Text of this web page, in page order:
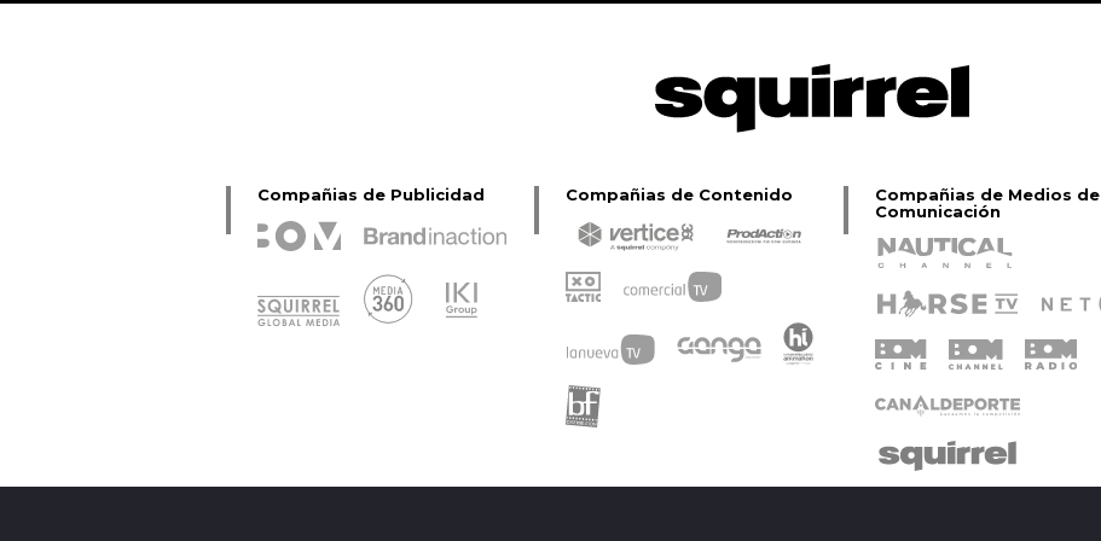
Compañias de Publicidad Compañias de Contenido
Compañias de Medios de
Comunicación